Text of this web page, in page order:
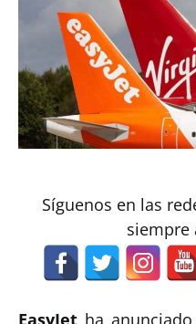
Síguenos en las
siempre
EasyJet ha